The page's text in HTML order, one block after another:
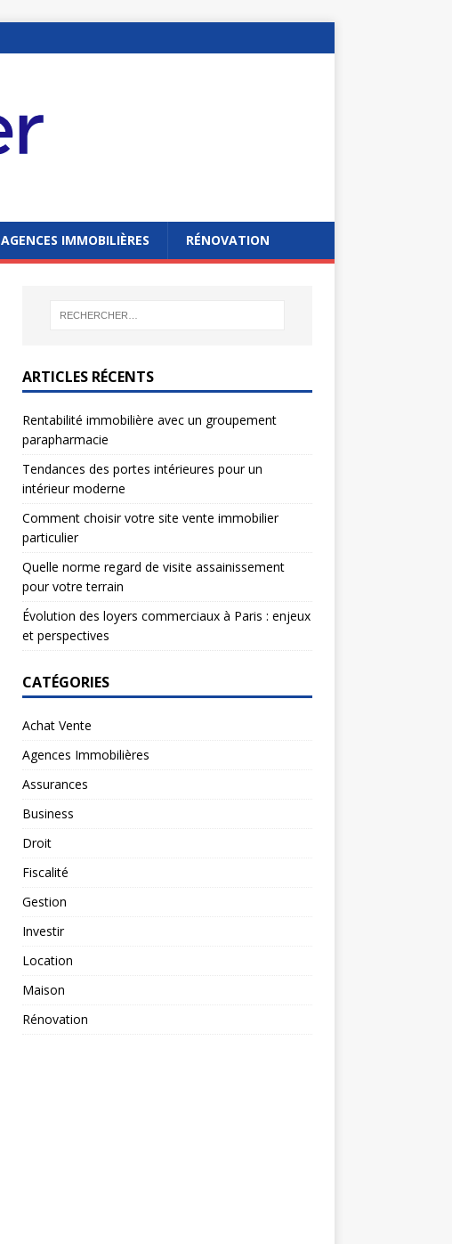
AGENCES IMMOBILIÈRES RÉNOVATION
ARTICLES RÉCENTS
Rentabilité immobilière avec un groupement
parapharmacie
Tendances des portes intérieures pour un
intérieur moderne
Comment choisir votre site vente immobilier
particulier
Quelle norme regard de visite assainissement
pour votre terrain
Évolution des loyers commerciaux à Paris : enjeux
et perspectives
CATÉGORIES
Achat Vente
Agences Immobilières
Assurances
Business
Droit
Fiscalité
Gestion
Investir
Location
Maison
Rénovation